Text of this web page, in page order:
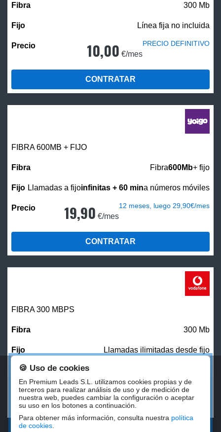
300 Mb
Línea fija no incluida
10,00 €/mes
PRECIO DEFINITIVO
CONTRATAR
FIBRA 600MB + FIJO
Fibra600Mb+ fijo
Llamadas a fijoinfinitas + 60 mina números móviles
19,90 €/mes
12 meses, luego 29,90€/mes
CONTRATAR
FIBRA 300 MBPS
300 Mb
Llamadas ilimitadas desde fijo
27,00 €/mes
CONTRATAR
🍪 Uso de cookies
En Premium Leads S.L. utilizamos cookies propias y de
terceros para realizar análisis de uso y de medición de
nuestra web, puedes cambiar la configuración o aceptar
su uso en los botones a continuación.
Para obtener más información, consulta nuestra política
de cookies